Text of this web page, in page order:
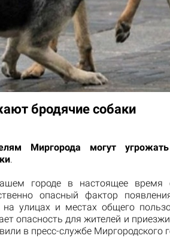
бродячие собаки
Миргорода могут
.
городе в настоящее время
опасный фактор
на улицах и местах общего
опасность для жителей и
в пресс-службе Миргородского